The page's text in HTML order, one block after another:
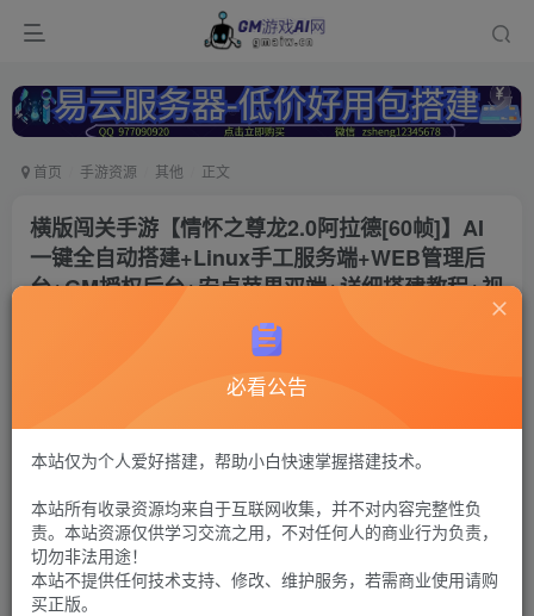
首页 手游资源 其他 正文
横版闯关手游【情怀之尊龙2.0阿拉德[60帧]】AI
一键全自动搭建+Linux手工服务端+WEB管理后
台+GM授权后台+安卓苹果双端+详细搭建教程+视
运营后台+安卓苹果双端（苹果缺表）
G币30 G币100
付费资源
必看公告
本站仅为个人爱好搭建，帮助小白快速掌握搭建技术。
本站所有收录资源均来自于互联网收集，并不对内容完整性负
责。本站资源仅供学习交流之用，不对任何人的商业行为负责，
切勿非法用途！
本站不提供任何技术支持、修改、维护服务，若需商业使用请购
买正版。